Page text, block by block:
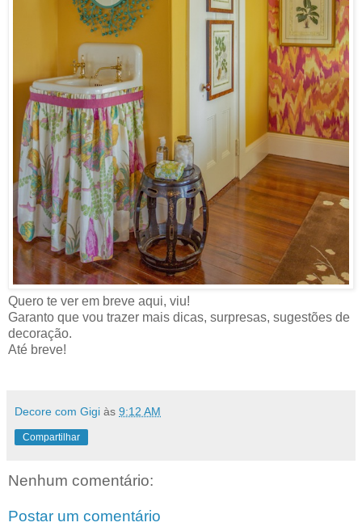
Quero te ver em breve aqui, viu!
Garanto que vou trazer mais dicas, surpresas, sugestões de
decoração.
Até breve!
Decore com Gigi às 9:12 AM
Compartilhar
Nenhum comentário:
Postar um comentário